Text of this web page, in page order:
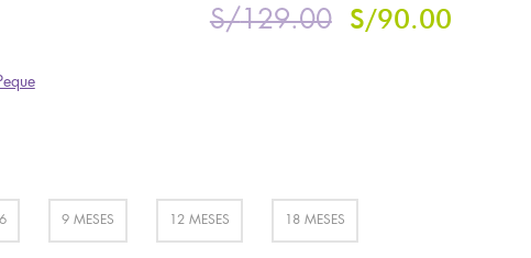
S/129.00 S/90.00
6 9 MESES 12 MESES 18 MESES